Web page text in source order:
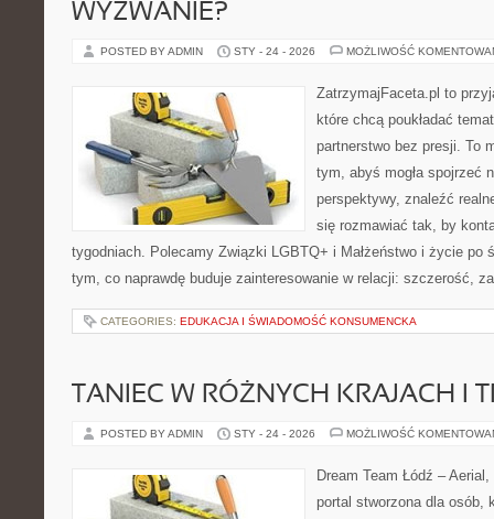
WYZWANIE?
POSTED BY ADMIN STY - 24 - 2026 MOŻLIWOŚĆ
ZatrzymajFaceta.pl to
które chcą poukładać
partnerstwo bez presji. To
tym, abyś mogła spojrzeć
perspektywy, znaleźć
się rozmawiać tak, by
tygodniach. Polecamy Związki LGBTQ+ i Małżeństwo i życie po
tym, co naprawdę buduje zainteresowanie w relacji: szczerość,
CATEGORIES: EDUKACJA I ŚWIADOMOŚĆ KONSUMENCKA
TANIEC W RÓŻNYCH KRAJACH I
POSTED BY ADMIN STY - 24 - 2026 MOŻLIWOŚĆ
Dream Team Łódź –
portal stworzona dla osób,